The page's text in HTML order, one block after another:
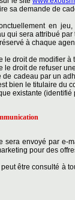
sa demande de
en
qui sera attribué par
à chaque
le droit de modifier
le droit de refuser
de cadeau par un
bien le titulaire du
existante
sera envoyé par e-
pour des
être consulté à